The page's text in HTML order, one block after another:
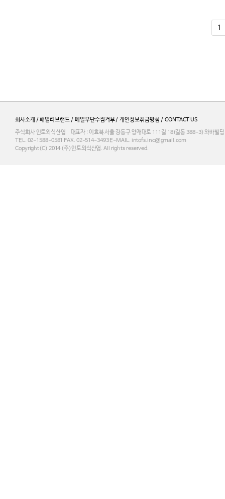
1
회사소개 / 패밀리브랜드/ 메일무단수집거부/ 개인정보취급방침 / CONTACT US
주식회사 인토외식산업 대표자 : 이효복 서울 강동구 양재대로 111길 18(길동 388-3) 와바빌
TEL. 02-1588-0581 FAX. 02-514-3493 E-MAIL. intofs.inc@gmail.com
Copyright(C) 2014 (주)인토외식산업. All rights reserved.